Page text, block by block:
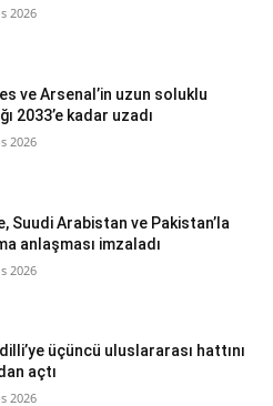
2026
ve Arsenal’in uzun soluklu
2033’e kadar uzadı
2026
Suudi Arabistan ve Pakistan’la
anlaşması imzaladı
2026
üçüncü uluslararası hattını
açtı
2026